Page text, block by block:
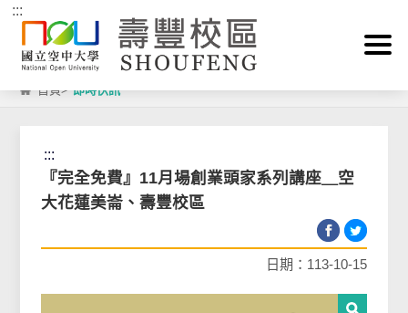
跳到主要內容區塊
:::
首頁>即時快訊
:::
『完全免費』11月場創業頭家系列講座＿空
大花蓮美崙、壽豐校區
日期：113-10-15